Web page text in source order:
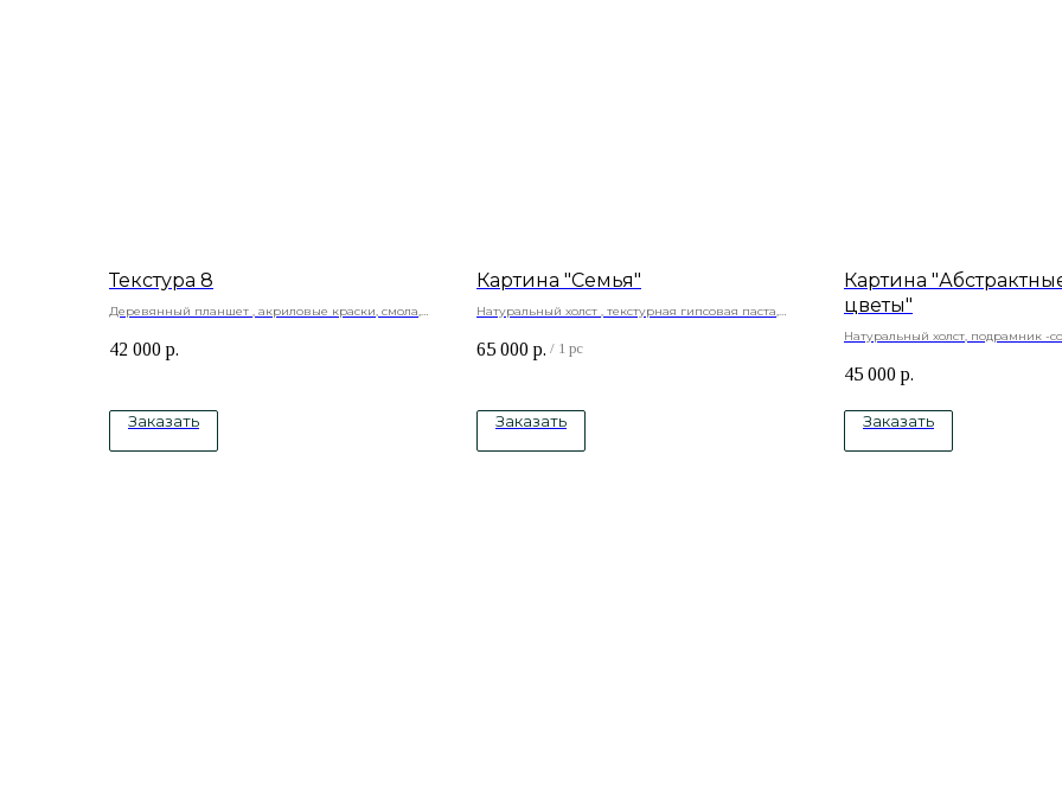
Текстура 8
Деревянный планшет , акриловые краски, смола,
42 000 р.
Заказать
Картина "Семья"
Натуральный холст , текстурная гипсовая паста,
ручная работа.
65 000 р. / 1 pc
Заказать
Картина
цветы"
Натуральный холст, подрамник -
45 000 р.
Заказать